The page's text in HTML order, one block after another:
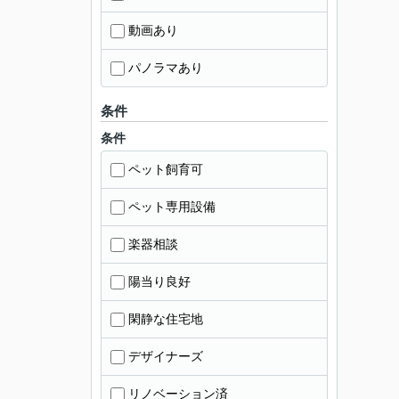
動画あり
パノラマあり
条件
条件
ペット飼育可
ペット専用設備
楽器相談
陽当り良好
閑静な住宅地
デザイナーズ
リノベーション済